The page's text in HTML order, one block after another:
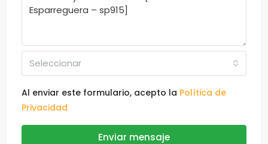
Seleccionar
Al enviar este formulario, acepto la Política de
Privacidad
Enviar mensaje